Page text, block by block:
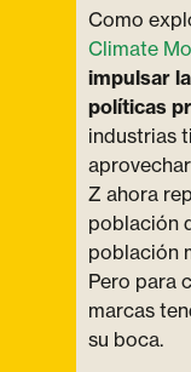
Como
Climate
impulsar
políticas
industrias
Z ahora
población
población
Pero para
marcas
su boca.